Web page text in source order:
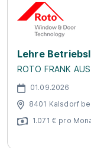
Lehre
ROTO FRANK
01.09.2026
8401 Kalsdorf
1.071 € pro